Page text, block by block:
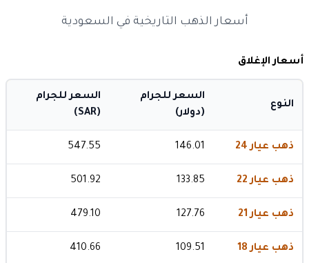
أسعار الذهب التاريخية في السعودية
أسعار الإغلاق
النوع
السعر للجرام
(دولار)
السعر للجرام
(SAR)
ذهب عيار 24 146.01
547.55
ذهب عيار 22 133.85
501.92
ذهب عيار 21 127.76
479.10
ذهب عيار 18 109.51
410.66